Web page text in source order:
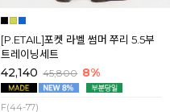
[P.ETAIL]포켓 라벨 썸머 쭈리 5.5부
트레이닝세트
42,140 45,800 8%
F(44-77)